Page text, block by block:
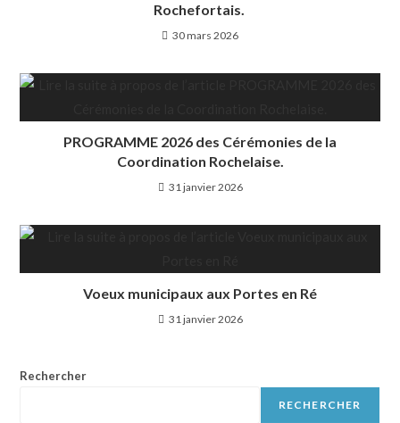
Rochefortais.
30 mars 2026
PROGRAMME 2026 des Cérémonies de la
Coordination Rochelaise.
31 janvier 2026
Voeux municipaux aux Portes en Ré
31 janvier 2026
Rechercher
RECHERCHER